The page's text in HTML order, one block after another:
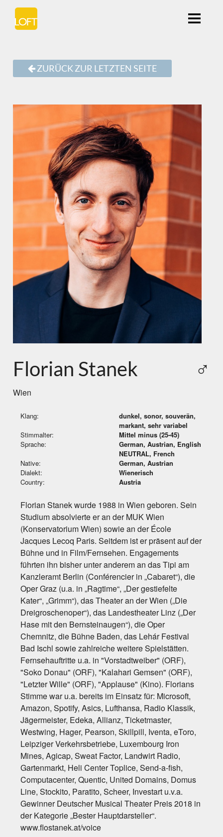
ZURÜCK ZUR LETZTEN SEITE
Florian Stanek ♂
Wien
Klang:
dunkel, sonor, souverän,
markant, sehr variabel
Stimmalter:
Mittel minus (25-45)
Sprache:
German, Austrian, English
NEUTRAL, French
Native:
German, Austrian
Dialekt:
Wienerisch
Country:
Austria
Florian Stanek wurde 1988 in Wien geboren. Sein
Studium absolvierte er an der MUK Wien
(Konservatorium Wien) sowie an der École
Jacques Lecoq Paris. Seitdem ist er präsent auf der
Bühne und in Film/Fernsehen. Engagements
führten ihn bisher unter anderem an das Tipi am
Kanzleramt Berlin (Conférencier in „Cabaret“), die
Oper Graz (u.a. in „Ragtime“, „Der gestiefelte
Kater“, „Grimm“), das Theater an der Wien („Die
Dreigroschenoper“), das Landestheater Linz („Der
Hase mit den Bernsteinaugen“), die Oper
Chemnitz, die Bühne Baden, das Lehár Festival
Bad Ischl sowie zahlreiche weitere Spielstätten.
Fernsehauftritte u.a. in "Vorstadtweiber" (ORF),
"Soko Donau" (ORF), "Kalahari Gemsen" (ORF),
"Letzter Wille" (ORF), "Applause" (Kino). Florians
Stimme war u.a. bereits im Einsatz für: Microsoft,
Amazon, Spotify, Asics, Lufthansa, Radio Klassik,
Jägermeister, Edeka, Allianz, Ticketmaster,
Westwing, Hager, Pearson, Skillpill, Iventa, eToro,
Leipziger Verkehrsbetriebe, Luxembourg Iron
Mines, Agicap, Sweat Factor, Landwirt Radio,
Gartenmarkt, Heli Center Toplice, Send-a-fish,
Computacenter, Quentic, United Domains, Domus
Line, Stockito, Paratito, Scheer, Investart u.v.a.
Gewinner Deutscher Musical Theater Preis 2018 in
der Kategorie „Bester Hauptdarsteller“.
www.flostanek.at/voice